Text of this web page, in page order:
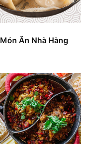
Món Ăn Nhà Hàng